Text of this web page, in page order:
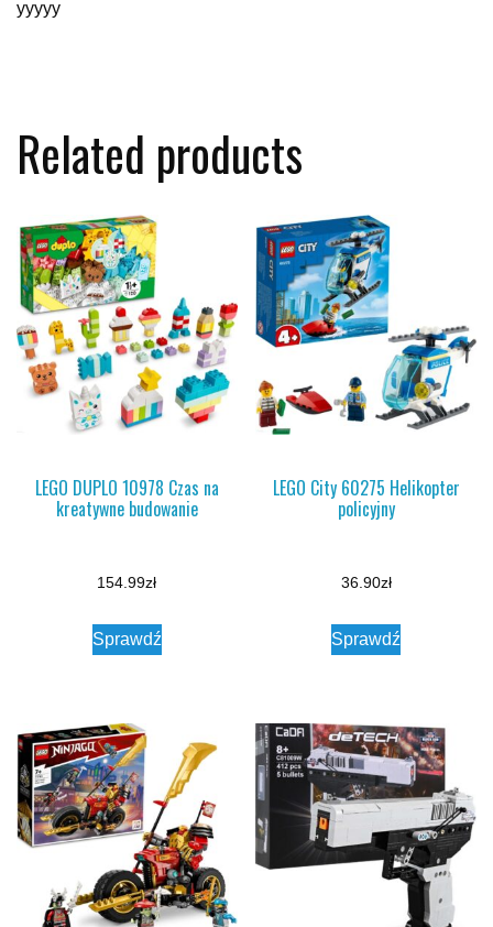
yyyyy
Related products
LEGO DUPLO 10978 Czas na
kreatywne budowanie
154.99zł
Sprawdź
LEGO City 60275 Helikopter
policyjny
36.90zł
Sprawdź